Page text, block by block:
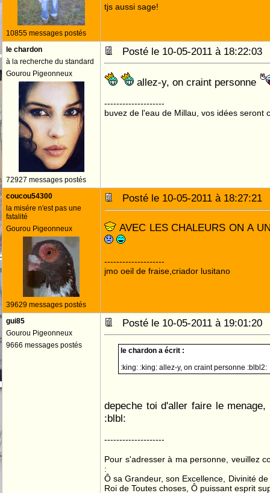
10855 messages postés
tjs aussi sage!
le chardon
à la recherche du standard
Gourou Pigeonneux
72927 messages postés
Posté le 10-05-2011 à
allez-y, on craint personne
--------------------
buvez de l'eau de Millau, vos idées seront
coucou54300
la misére n'est pas une
fatalité
Gourou Pigeonneux
39629 messages postés
Posté le 10-05-2011 à
AVEC LES CHALEURS ON A
--------------------
jmo oeil de fraise,criador lusitano
gui85
Gourou Pigeonneux
9666 messages postés
Posté le 10-05-2011 à
le chardon a écrit :
:king: :king: allez-y, on craint personne :blbl2:
depeche toi d'aller faire le
:blbl:
--------------------
Pour s'adresser à ma personne, veuillez
:
Ô sa Grandeur, son Excellence, Divinité
Roi de Toutes choses, Ô puissant esprit